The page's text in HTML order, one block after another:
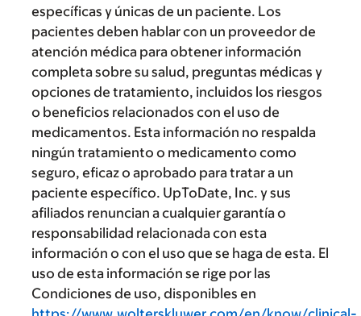
específicas y únicas de un paciente. Los
pacientes deben hablar con un proveedor de
atención médica para obtener información
completa sobre su salud, preguntas médicas y
opciones de tratamiento, incluidos los riesgos
o beneficios relacionados con el uso de
medicamentos. Esta información no respalda
ningún tratamiento o medicamento como
seguro, eficaz o aprobado para tratar a un
paciente específico. UpToDate, Inc. y sus
afiliados renuncian a cualquier garantía o
responsabilidad relacionada con esta
información o con el uso que se haga de esta. El
uso de esta información se rige por las
Condiciones de uso, disponibles en